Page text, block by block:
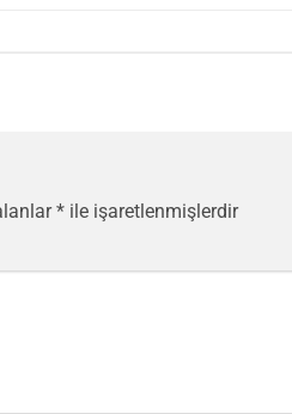
* ile işaretlenmişlerdir